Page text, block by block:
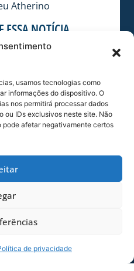
usamos tecnologias como
informações do dispositivo. O
nos permitirá processar dados
ou IDs exclusivos neste site. Não
afetar negativamente certos
de privacidade
Atherino
ESSA NOTÍCIA
X CRB-AL, PELA
DA SÉRIE B
na terça-feira (11/08)